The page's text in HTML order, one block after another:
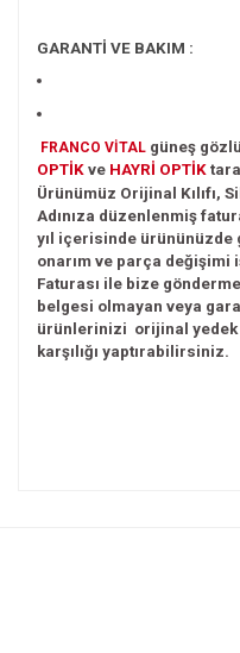
GARANTİ VE BAKIM :
FRANCO VİTAL güneş
OPTİK ve HAYRİ OPTİK
Ürünümüz Orijinal Kılıfı,
Adınıza düzenlenmiş
yıl içerisinde ürününüzde
onarım ve parça
Faturası ile bize
belgesi olmayan veya
ürünlerinizi orijinal yedek
karşılığı yaptırabilirsiniz.